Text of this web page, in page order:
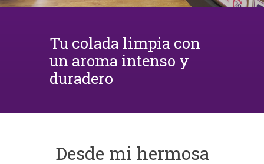
Tu colada limpia con
un aroma intenso y
duradero
Desde mi hermosa